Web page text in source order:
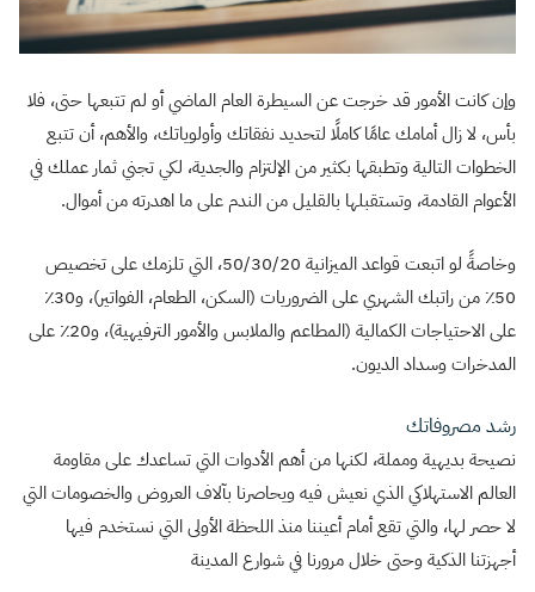
وإن كانت الأمور قد خرجت عن السيطرة العام الماضي أو لم تتبعها حتى، فلا
بأس، لا زال أمامك عامًا كاملًا لتحديد نفقاتك وأولوياتك، والأهم، أن تتبع
الخطوات التالية وتطبقها بكثير من الإلتزام والجدية، لكي تجني ثمار عملك في
الأعوام القادمة، وتستقبلها بالقليل من الندم على ما اهدرته من أموال.
وخاصةً لو اتبعت قواعد الميزانية 50/30/20، التي تلزمك على تخصيص
50٪ من راتبك الشهري على الضروريات (السكن، الطعام، الفواتير)، و30٪
على الاحتياجات الكمالية (المطاعم والملابس والأمور الترفيهية)، و20٪ على
المدخرات وسداد الديون.
رشد مصروفاتك
نصيحة بديهية ومملة، لكنها من أهم الأدوات التي تساعدك على مقاومة
العالم الاستهلاكي الذي نعيش فيه ويحاصرنا بآلاف العروض والخصومات التي
لا حصر لها، والتي تقع أمام أعيننا منذ اللحظة الأولى التي نستخدم فيها
أجهزتنا الذكية وحتى خلال مرورنا في شوارع المدينة